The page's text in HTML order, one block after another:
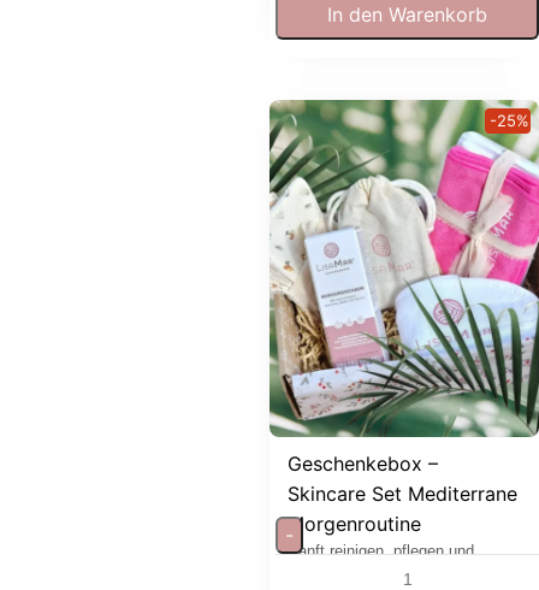
In den Warenkorb
Geschenkebox –
Skincare Set Mediterrane
Morgenroutine
Sanft reinigen, pflegen und
-25%
-